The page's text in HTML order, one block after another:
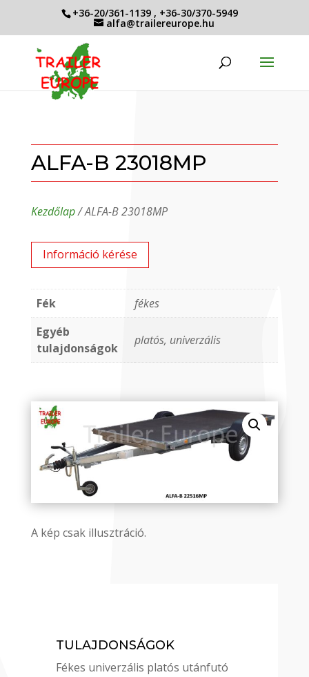
+36-20/361-1139 , +36-30/370-5949
alfa@trailereurope.hu
ALFA-B 23018MP
Kezdőlap/ ALFA-B 23018MP
Információ kérése
Fék
fékes
Egyéb
tulajdonságok
platós, univerzális
A kép csak illusztráció.
TULAJDONSÁGOK
Fékes univerzális platós utánfutó